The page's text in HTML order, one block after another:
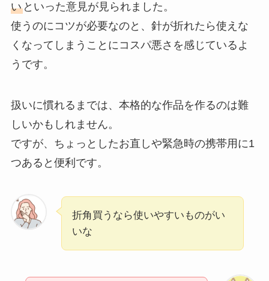
いといった意見が見られました。
使うのにコツが必要なのと、針が折れたら使えな
くなってしまうことにコスパ悪さを感じているよ
うです。
扱いに慣れるまでは、本格的な作品を作るのは難
しいかもしれません。
ですが、ちょっとしたお直しや緊急時の携帯用に1
つあると便利です。
折角買うなら使いやすいものがい
いな